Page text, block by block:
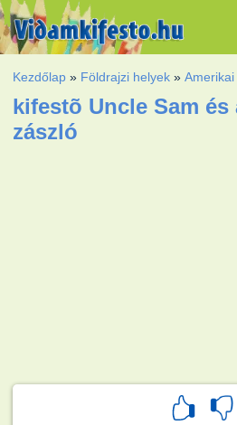
Kezdőlap » Földrajzi helyek »
kifestõ Uncle Sam és
zászló